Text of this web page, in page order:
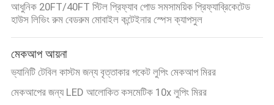
সাইট
ম্যাপ
গোপনীয়তা
নীতি
আধুনিক 20FT/40FT স্টিল প্রিফ্যাব পোড সমসাময়িক প্রিফ্যাব্রিকেটেড
হাউস লিভিং রুম বেডরুম মোবাইল কন্টেইনার স্পেস ক্যাপসুল
মেকআপ আয়না
ভ্যানিটি টেবিল কাস্টম জন্য বৃত্তাকার পকেট লুপিং মেকআপ মিরর
মেকআপের জন্য LED আলোকিত কসমেটিক 10x লুপিং মিরর